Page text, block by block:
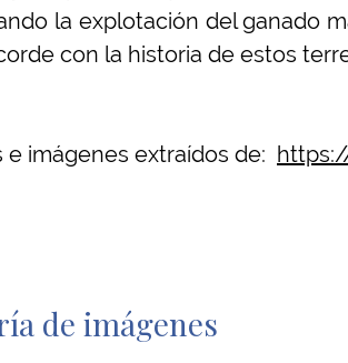
la explotación del ganado
con la historia de estos
e imágenes extraídos de:
de imágenes